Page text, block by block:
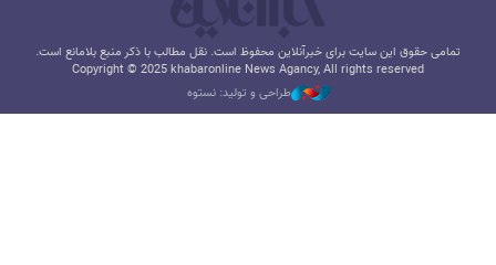
تمامی حقوق این سایت برای خبرآنلاین محفوظ است. نقل مطالب با ذکر منبع بلامانع است.
Copyright © 2025 khabaronline News Agancy, All rights reserved
طراحی و تولید: نستوه